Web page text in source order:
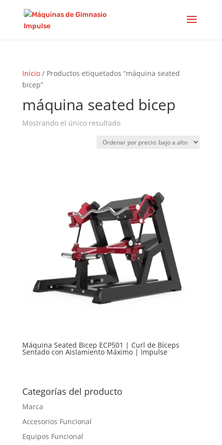
Inicio/ Productos etiquetados “máquina seated
bicep”
máquina seated bicep
Mostrando el único resultado
Máquina Seated Bicep ECP501 | Curl de Bíceps
Sentado con Aislamiento Máximo | Impulse
Categorías del producto
Marca
Accesorios Funcional
Equipos Funcional